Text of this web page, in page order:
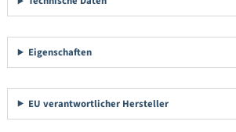
Eigenschaften
EU verantwortlicher Hersteller